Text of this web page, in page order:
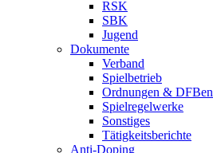
RSK
SBK
Jugend
Dokumente
Verband
Spielbetrieb
Ordnungen & DFBen
Spielregelwerke
Sonstiges
Tätigkeitsberichte
Anti-Doping